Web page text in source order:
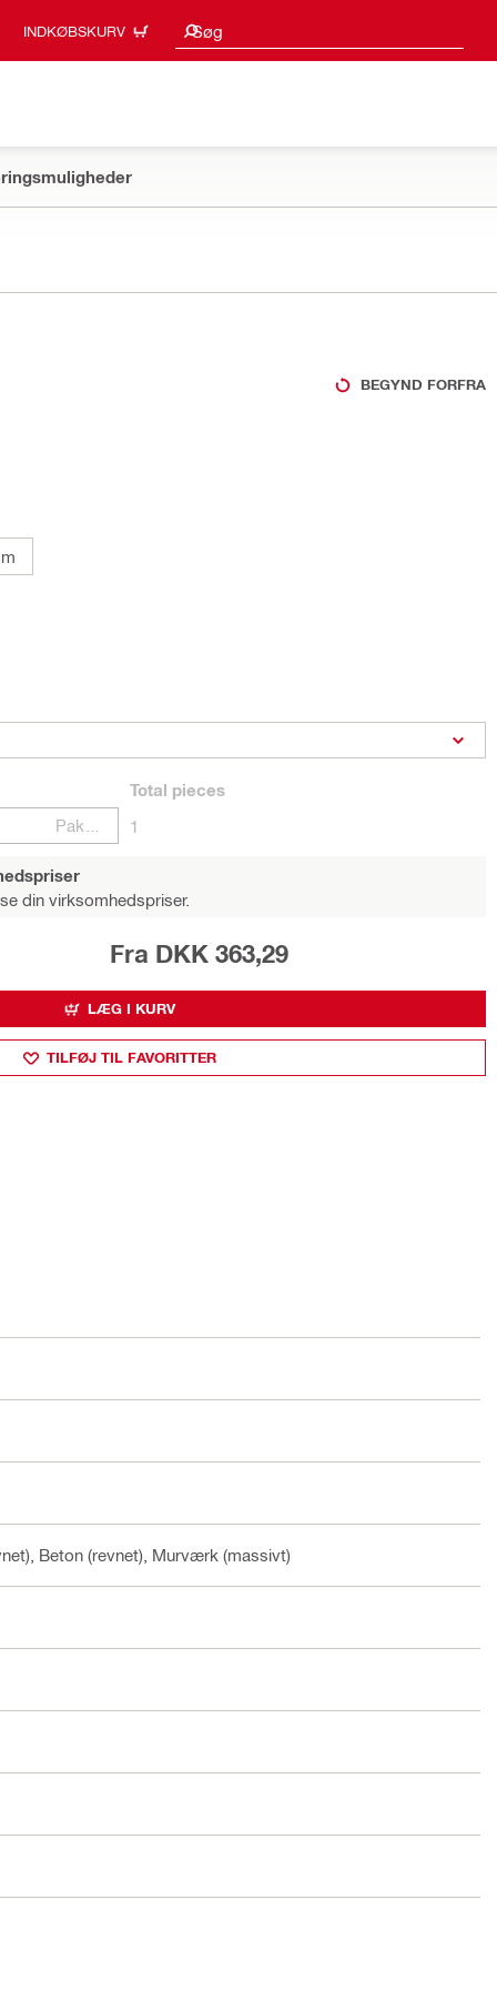
INDKØBSKURV Søg
Søgeresultater
BEGYND FORFRA
Total pieces
1
din virksomhedspriser.
Fra DKK 363,29
LÆG I KURV
TILFØJ TIL FAVORITTER
Beton (revnet), Murværk (massivt)